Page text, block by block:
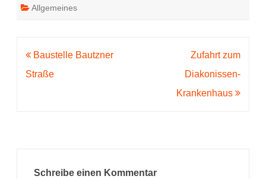
Allgemeines
Beitragsnavigation
Baustelle Bautzner
Straße
Zufahrt zum
Diakonissen-
Krankenhaus
Schreibe einen Kommentar